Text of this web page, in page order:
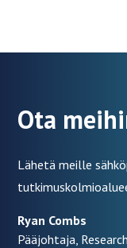
Ota
Lähetä meille
Ryan Combs
Pääjohtaja,